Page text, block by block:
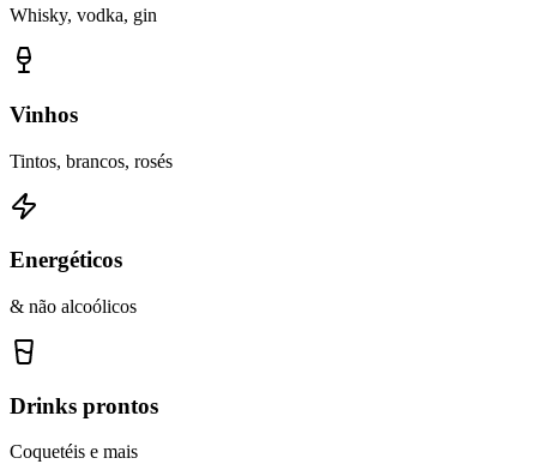
Whisky, vodka, gin
Vinhos
Tintos, brancos, rosés
Energéticos
& não alcoólicos
Drinks prontos
Coquetéis e mais